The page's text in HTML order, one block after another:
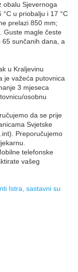
obalu Sjevernoga
u priobalju i 17 °C
prelazi 850 mm;
Guste magle česte
sunčanih dana, a
u Kraljevinu
je važeća putovnica
3 mjeseca
osobnu
da se prije
Svjetske
Preporučujemo
telefonske
vašeg
Istra, sastavni su